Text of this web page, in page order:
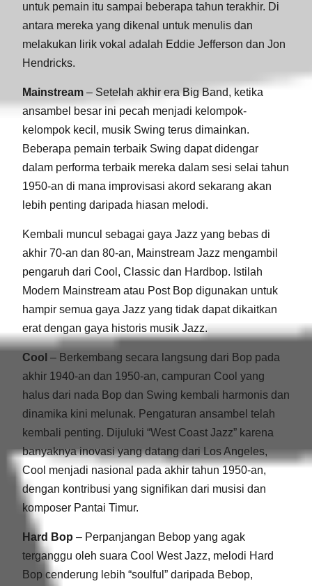
untuk pemain itu sampai beberapa tahun terakhir. Di
antara mereka yang dikenal untuk menulis dan
melakukan lirik vokal adalah Eddie Jefferson dan Jon
Hendricks.
Mainstream– Setelah akhir era Big Band, ketika
ansambel besar ini pecah menjadi kelompok-
kelompok kecil, musik Swing terus dimainkan.
Beberapa pemain terbaik Swing dapat didengar
dalam performa terbaik mereka dalam sesi selai tahun
1950-an di mana improvisasi akord sekarang akan
lebih penting daripada hiasan melodi.
Kembali muncul sebagai gaya Jazz yang bebas di
akhir 70-an dan 80-an, Mainstream Jazz mengambil
pengaruh dari Cool, Classic dan Hardbop. Istilah
Modern Mainstream atau Post Bop digunakan untuk
hampir semua gaya Jazz yang tidak dapat dikaitkan
erat dengan gaya historis musik Jazz.
Cool – Berkembang secara langsung dari Bop pada
akhir 1940-an dan 1950-an, campuran Cool yang
halus dari nada Bop dan Swing kembali harmonis dan
dinamika kini melunak. Pengaturan ansambel telah
kembali penting. Dijuluki “West Coast Jazz” karena
banyaknya inovasi yang datang dari Los Angeles,
Cool menjadi nasional pada akhir tahun 1950-an,
dengan kontribusi yang signifikan dari musisi dan
komposer Pantai Timur.
Hard Bop – Perpanjangan Bebop yang agak
terganggu oleh suara Cool West Jazz, melodi Hard
Bop cenderung lebih “soulful” daripada Bebop,